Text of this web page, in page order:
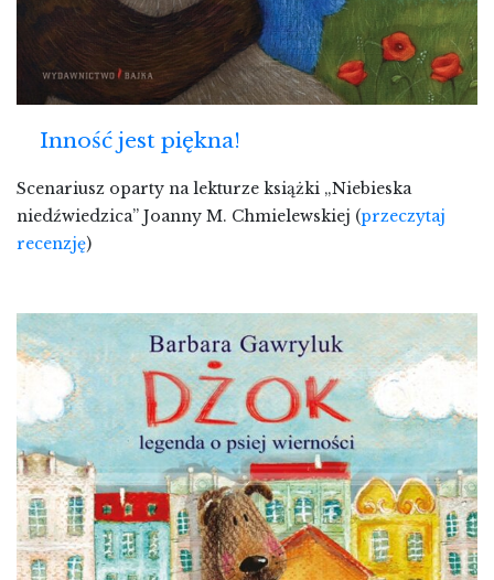
Inność jest piękna!
Scenariusz oparty na lekturze książki „Niebieska
niedźwiedzica” Joanny M. Chmielewskiej (przeczytaj
recenzję)